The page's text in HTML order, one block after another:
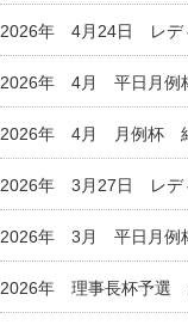
2026年 4月24日 レデ
2026年 4月 平日月例
2026年 4月 月例杯
2026年 3月27日 レデ
2026年 3月 平日月例
2026年 理事長杯予選